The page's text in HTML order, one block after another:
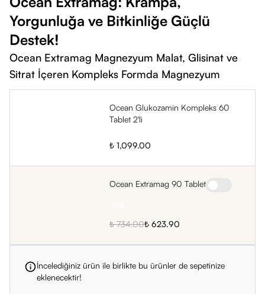
Antioksidan katkı ile eklem fonksiyonuna yardımcı olabilir
1 Alana 1 Hediye avantajlı kampanya ile sunulur
Düzenli kullanımda eklem sağlığının korunmasına yardımcı
olabilir
Yorgunluğa ve Bitkinliğe Güçlü
Destek!
Ocean Extramag Magnezyum Malat, Glisinat ve
Sitrat İçeren Kompleks Formda Magnezyum
Ocean Glukozamin Kompleks 60
Tablet 2'li
₺ 1,099.00
Ocean Extramag 90 Tablet
₺ 734.00₺ 623.90
İncelediğiniz ürün ile birlikte bu ürünler de sepetinize
eklenecektir!